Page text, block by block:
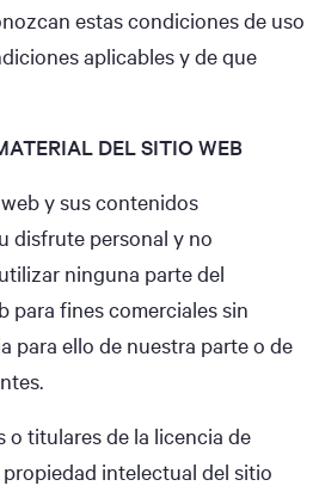
estas condiciones de uso
aplicables y de que
DEL SITIO WEB
y sus contenidos
disfrute personal y no
ninguna parte del
para fines comerciales sin
para ello de nuestra parte o de
o titulares de la licencia de
intelectual del sitio